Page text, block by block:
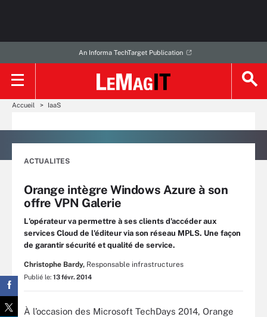
An Informa TechTarget Publication
Accueil IaaS
ACTUALITES
Orange intègre Windows Azure à son
offre VPN Galerie
L'opérateur va permettre à ses clients d'accéder aux
services Cloud de l'éditeur via son réseau MPLS. Une façon
de garantir sécurité et qualité de service.
Christophe Bardy, Responsable infrastructures
Publié le: 13 févr. 2014
À l’occasion des Microsoft TechDays 2014, Orange